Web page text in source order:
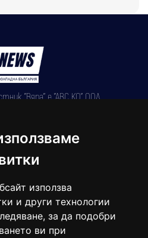
използва
и други технологии
за да подобри
ви при
"Вяра" е "АВС КО" ООД,
43